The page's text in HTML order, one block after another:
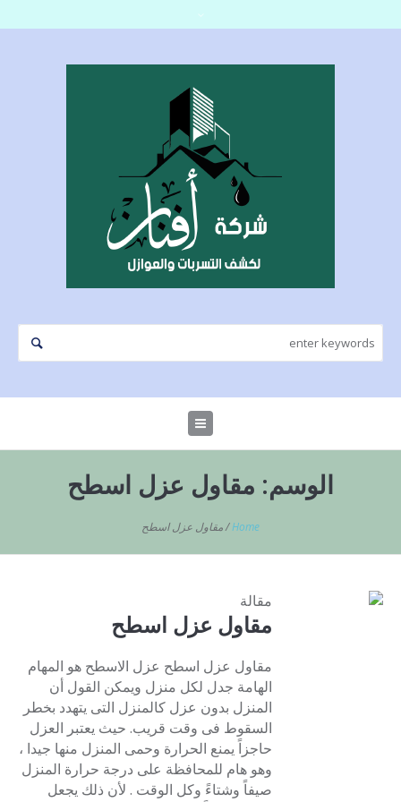
الوسم: مقاول عزل اسطح
Home
/مقاول عزل اسطح
مقالة
مقاول عزل اسطح
مقاول عزل اسطح عزل الاسطح هو المهام
الهامة جدل لكل منزل ويمكن القول أن
المنزل بدون عزل كالمنزل التى يتهدد بخطر
السقوط فى وقت قريب. حيث يعتبر العزل
حاجزاً يمنع الحرارة وحمى المنزل منها جيدا ،
وهو هام للمحافظة على درجة حرارة المنزل
صيفاً وشتاءً وكل الوقت . لأن ذلك يجعل